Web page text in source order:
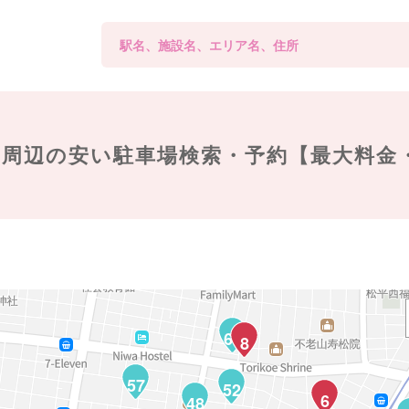
周辺の安い駐車場検索・予約【最大料金
65
57 52
48
8
6